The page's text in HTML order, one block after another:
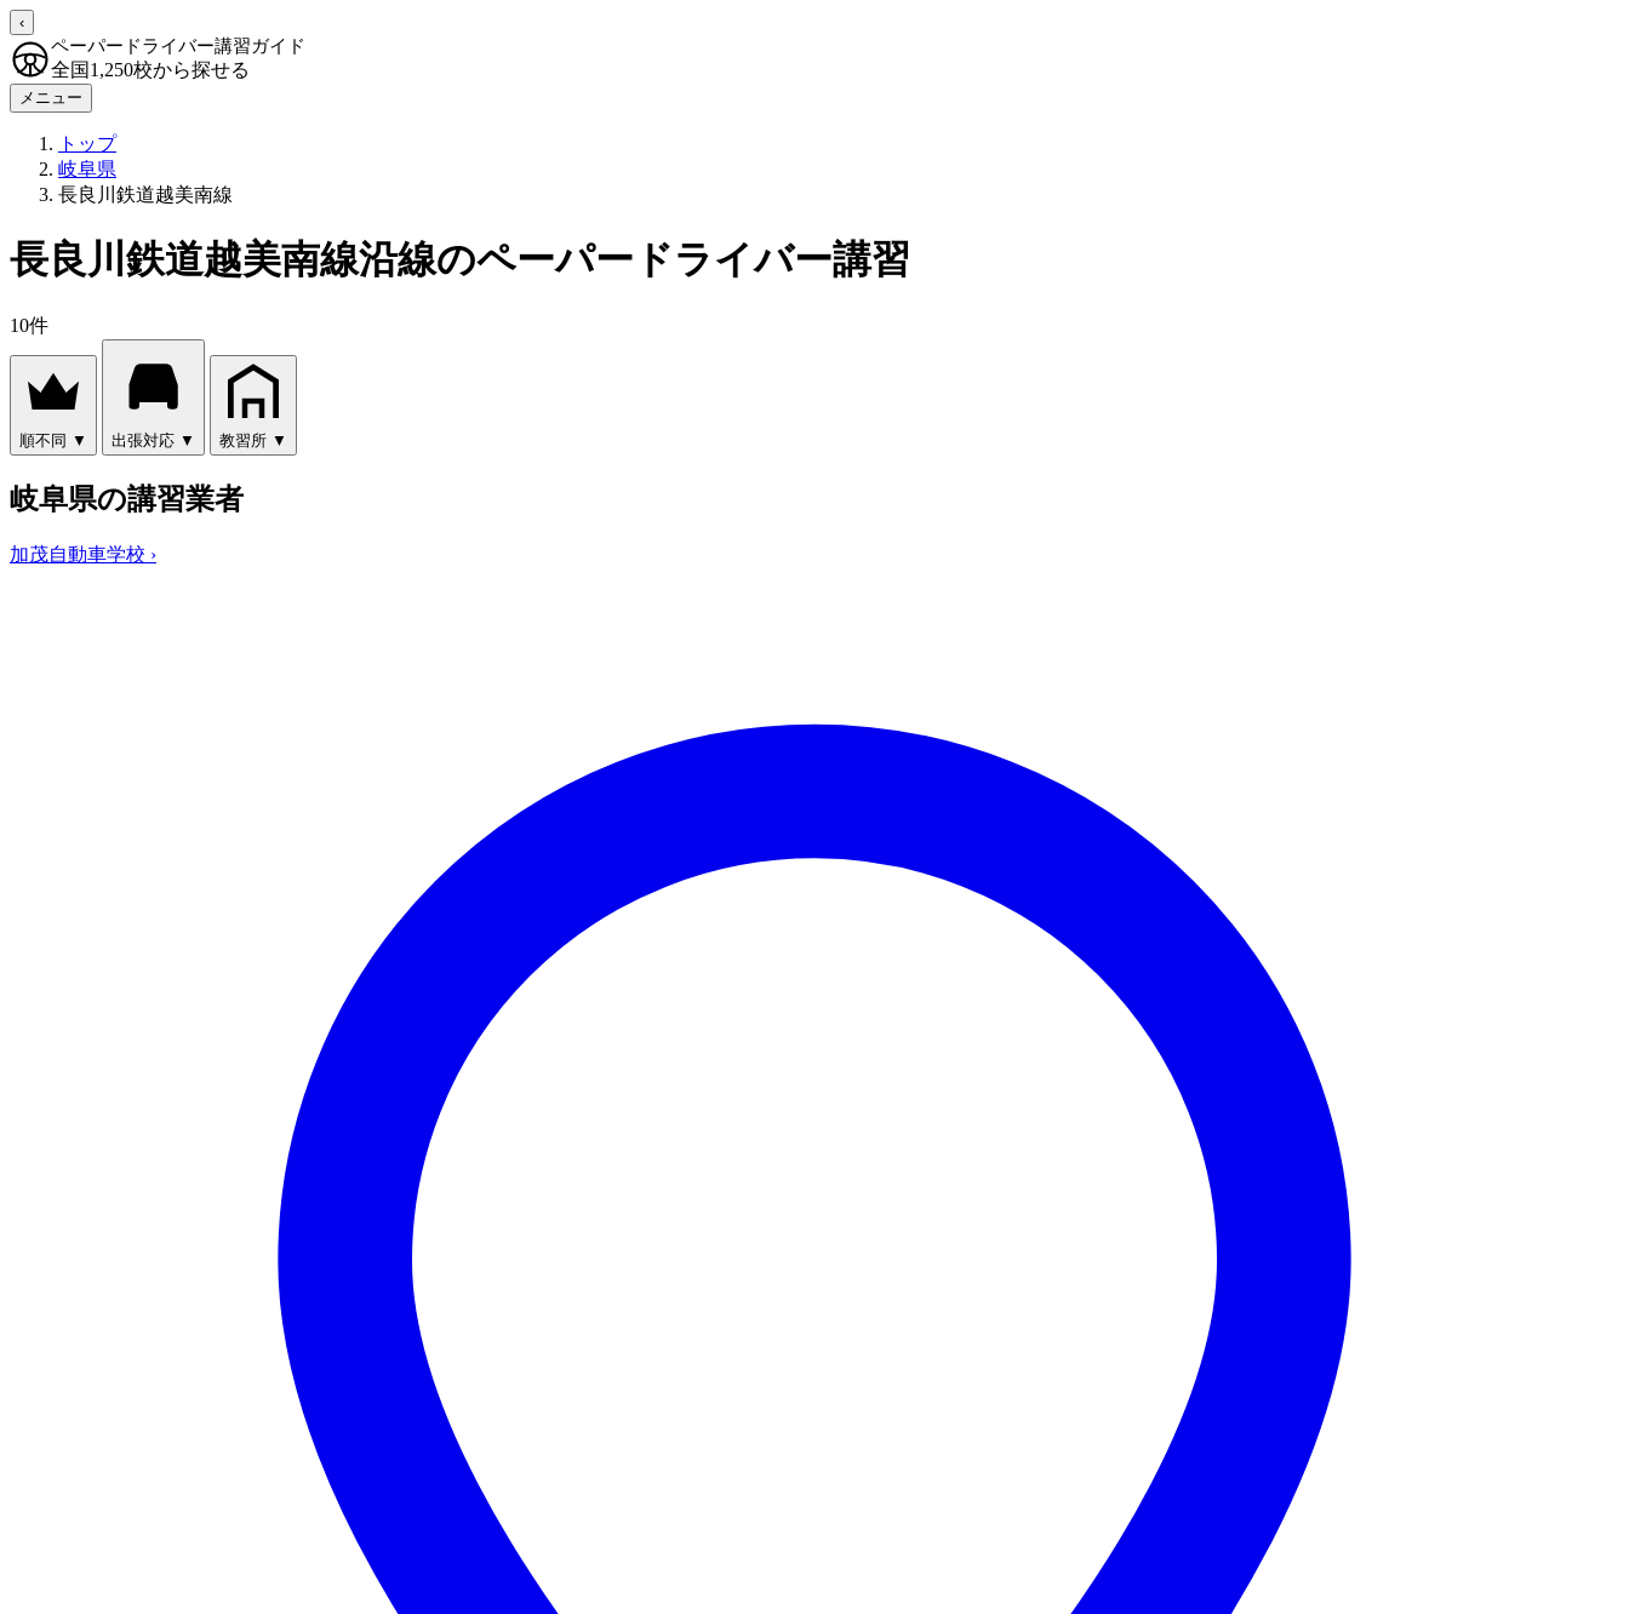
‹
ペーパードライバー講習ガイド
全国1,250校から探せる
メニュー
トップ
岐阜県
長良川鉄道越美南線
長良川鉄道越美南線沿線のペーパードライバー講習
10件
順不同 ▼ 出張対応 ▼ 教習所 ▼
岐阜県の講習業者
加茂自動車学校 ›